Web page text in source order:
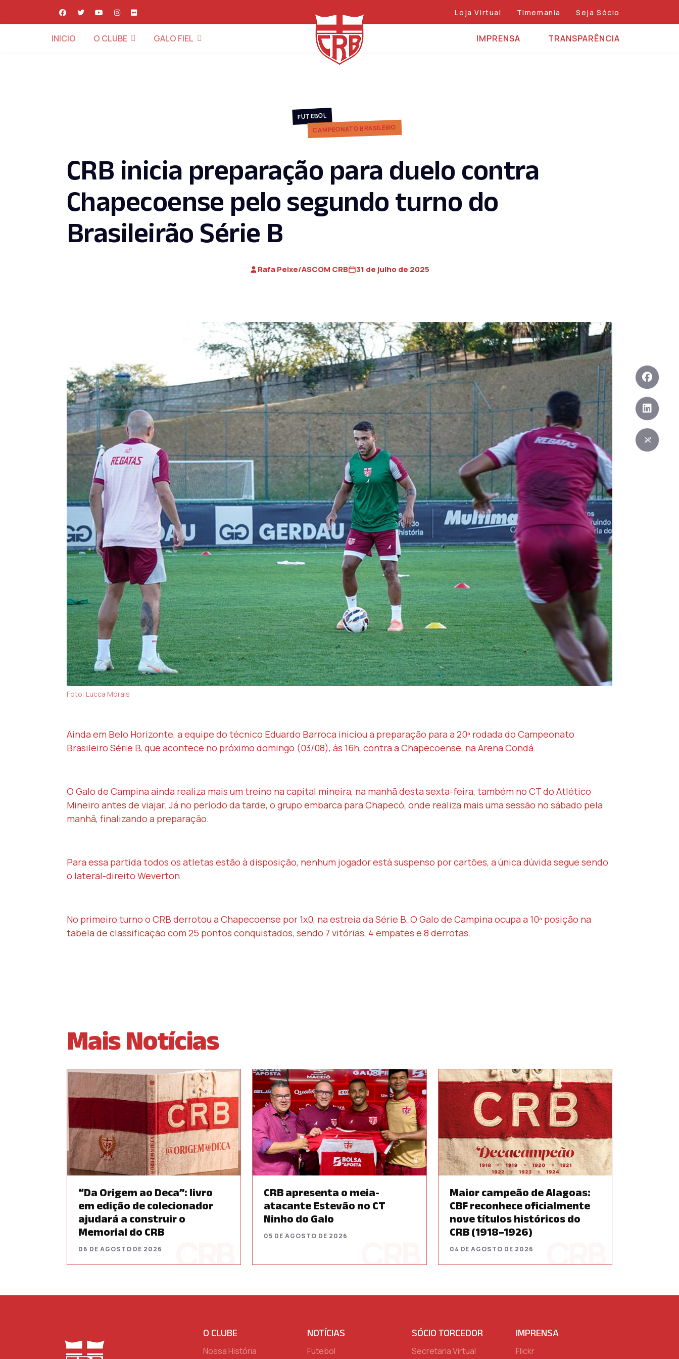
Loja Virtual Timemania Seja Sócio
INICIO O CLUBE GALO FIEL IMPRENSA TRANSPARÊNCIA
FUTEBOL
CAMPEONATO BRASILEIRO
CRB inicia preparação para duelo contra
Chapecoense pelo segundo turno do
Brasileirão Série B
Rafa Peixe/ASCOM CRB 31 de julho de 2025
Foto: Lucca Morais
Ainda em Belo Horizonte, a equipe do técnico Eduardo Barroca iniciou a preparação para a 20ª rodada do Campeonato
Brasileiro Série B, que acontece no próximo domingo (03/08), às 16h, contra a Chapecoense, na Arena Condá.
O Galo de Campina ainda realiza mais um treino na capital mineira, na manhã desta sexta-feira, também no CT do Atlético
Mineiro antes de viajar. Já no período da tarde, o grupo embarca para Chapecó, onde realiza mais uma sessão no sábado pela
manhã, finalizando a preparação.
Para essa partida todos os atletas estão à disposição, nenhum jogador está suspenso por cartões, a única dúvida segue sendo
o lateral-direito Weverton.
No primeiro turno o CRB derrotou a Chapecoense por 1x0, na estreia da Série B. O Galo de Campina ocupa a 10ª posição na
tabela de classificação com 25 pontos conquistados, sendo 7 vitórias, 4 empates e 8 derrotas.
Mais Notícias
“Da Origem ao Deca”: livro
em edição de colecionador
ajudará a construir o
Memorial do CRB
06 DE AGOSTO DE 2026
CRB apresenta o meia-
atacante Estevão no CT
Ninho do Galo
05 DE AGOSTO DE 2026
Maior campeão de Alagoas:
CBF reconhece oficialmente
nove títulos históricos do
CRB (1918–1926)
04 DE AGOSTO DE 2026
O CLUBE
Nossa História
NOTÍCIAS
Futebol
SÓCIO TORCEDOR
Secretaria Virtual
IMPRENSA
Flickr